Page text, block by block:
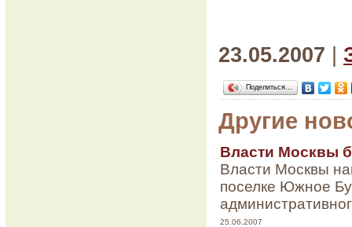
23.05.2007
Поделиться…
Другие
Власти Москвы
Власти Москвы
поселке Южное
25.06.2007